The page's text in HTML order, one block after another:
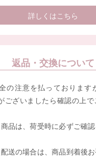
詳しくはこちら
返品・交換について
の注意を払っております
ございましたら確認の上
品は、荷受時に必ずご確
送の場合は、商品到着後